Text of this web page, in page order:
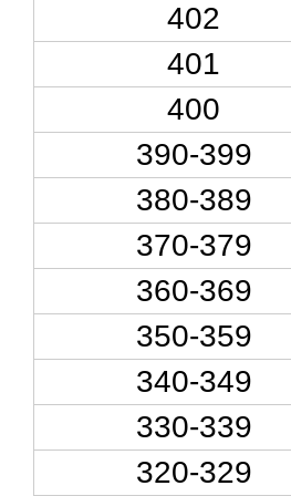
402
401
400
390-399
380-389
370-379
360-369
350-359
340-349
330-339
320-329